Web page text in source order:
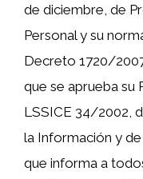
de diciembre, de
Personal y su
Decreto 1720/
que se aprueba su
LSSICE 34/2002,
la Información y
que informa a